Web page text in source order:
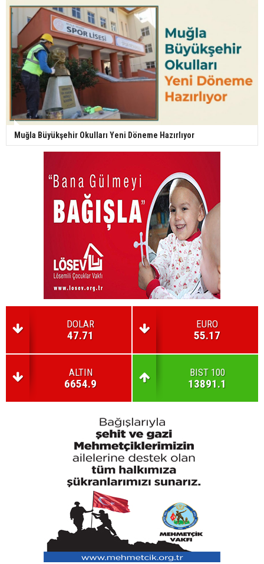
Muğla Büyükşehir Okulları Yeni Döneme Hazırlıyor
DOLAR
47.71
EURO
55.17
ALTIN
6654.9
BIST 100
13891.1